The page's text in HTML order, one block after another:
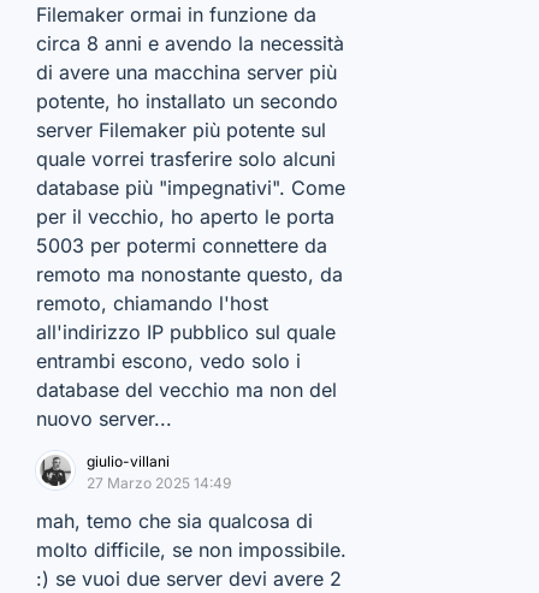
Filemaker ormai in funzione da
circa 8 anni e avendo la necessità
di avere una macchina server più
potente, ho installato un secondo
server Filemaker più potente sul
quale vorrei trasferire solo alcuni
database più "impegnativi". Come
per il vecchio, ho aperto le porta
5003 per potermi connettere da
remoto ma nonostante questo, da
remoto, chiamando l'host
all'indirizzo IP pubblico sul quale
entrambi escono, vedo solo i
database del vecchio ma non del
nuovo server...
giulio-villani
27 Marzo 2025 14:49
mah, temo che sia qualcosa di
molto difficile, se non impossibile.
:) se vuoi due server devi avere 2